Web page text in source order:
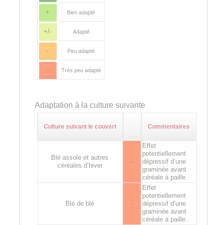
+ Bien adapté
+/- Adapté
- Peu adapté
-- Très peu adapté
Adaptation à la culture suivante
Culture suivant le couvert Commentaires
Blé assolé et autres
céréales d’hiver
--
Effet
potentiellement
dépressif d’une
graminée avant
céréale à paille.
Blé de blé --
Effet
potentiellement
dépressif d’une
graminée avant
céréale à paille.